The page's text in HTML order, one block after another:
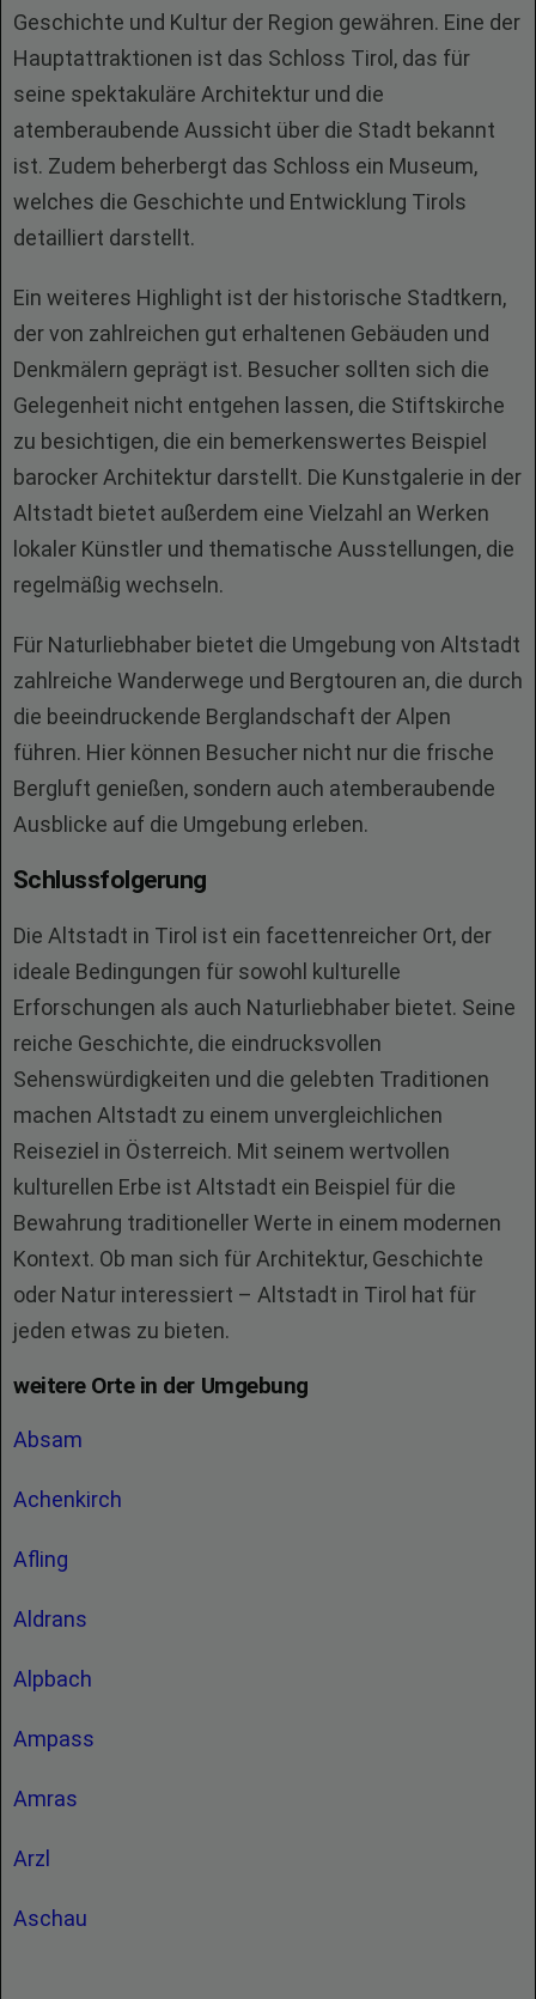
Geschichte und Kultur der Region gewähren. Eine der
Hauptattraktionen ist das Schloss Tirol, das für
seine spektakuläre Architektur und die
atemberaubende Aussicht über die Stadt bekannt
ist. Zudem beherbergt das Schloss ein Museum,
welches die Geschichte und Entwicklung Tirols
detailliert darstellt.
Ein weiteres Highlight ist der historische Stadtkern,
der von zahlreichen gut erhaltenen Gebäuden und
Denkmälern geprägt ist. Besucher sollten sich die
Gelegenheit nicht entgehen lassen, die Stiftskirche
zu besichtigen, die ein bemerkenswertes Beispiel
barocker Architektur darstellt. Die Kunstgalerie in der
Altstadt bietet außerdem eine Vielzahl an Werken
lokaler Künstler und thematische Ausstellungen, die
regelmäßig wechseln.
Für Naturliebhaber bietet die Umgebung von Altstadt
zahlreiche Wanderwege und Bergtouren an, die durch
die beeindruckende Berglandschaft der Alpen
führen. Hier können Besucher nicht nur die frische
Bergluft genießen, sondern auch atemberaubende
Ausblicke auf die Umgebung erleben.
Schlussfolgerung
Die Altstadt in Tirol ist ein facettenreicher Ort, der
ideale Bedingungen für sowohl kulturelle
Erforschungen als auch Naturliebhaber bietet. Seine
reiche Geschichte, die eindrucksvollen
Sehenswürdigkeiten und die gelebten Traditionen
machen Altstadt zu einem unvergleichlichen
Reiseziel in Österreich. Mit seinem wertvollen
kulturellen Erbe ist Altstadt ein Beispiel für die
Bewahrung traditioneller Werte in einem modernen
Kontext. Ob man sich für Architektur, Geschichte
oder Natur interessiert – Altstadt in Tirol hat für
jeden etwas zu bieten.
weitere Orte in der Umgebung
Absam
Achenkirch
Afling
Aldrans
Alpbach
Ampass
Amras
Arzl
Aschau